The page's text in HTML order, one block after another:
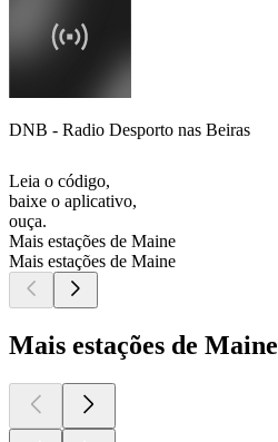
DNB - Radio Desporto nas Beiras
Leia o código,
baixe o aplicativo,
ouça.
Mais estações de Maine
Mais estações de Maine
Mais estações de Maine